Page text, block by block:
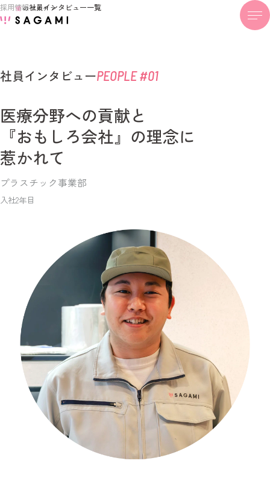
採用情報社員インタビュー一覧
社員インタビューPEOPLE #01
医療分野への貢献と
『おもしろ会社』の理念に
惹かれて
プラスチック事業部
入社2年目